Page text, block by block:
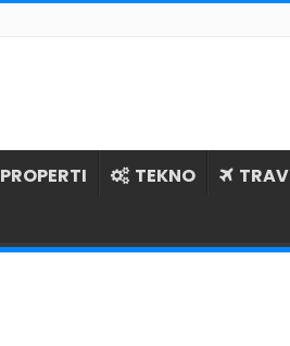
PROPERTI TEKNO